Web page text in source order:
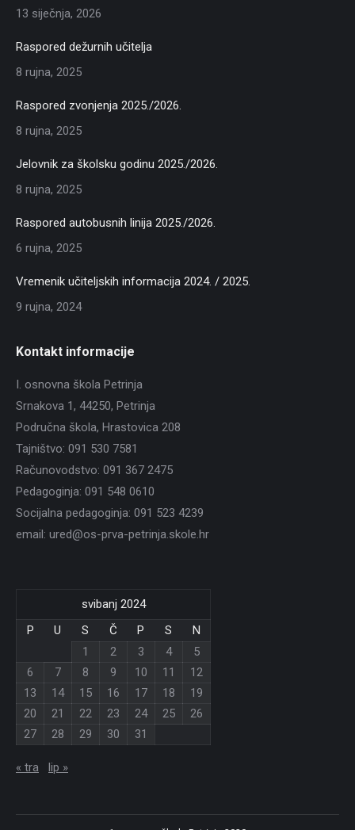
13 siječnja, 2026
Raspored dežurnih učitelja
8 rujna, 2025
Raspored zvonjenja 2025./2026.
8 rujna, 2025
Jelovnik za školsku godinu 2025./2026.
8 rujna, 2025
Raspored autobusnih linija 2025./2026.
6 rujna, 2025
Vremenik učiteljskih informacija 2024. / 2025.
9 rujna, 2024
Kontakt informacije
I. osnovna škola Petrinja
Srnakova 1, 44250, Petrinja
Područna škola, Hrastovica 208
Tajništvo: 091 530 7581
Računovodstvo: 091 367 2475
Pedagoginja: 091 548 0610
Socijalna pedagoginja: 091 523 4239
email: ured@os-prva-petrinja.skole.hr
svibanj 2024
P
U S Č P S
N
1
2 3 4
5
6
7 8 9 10 11
12
13
14 15 16 17 18
19
20
21 22 23 24 25
26
27
28 29 30 31
« tra lip »